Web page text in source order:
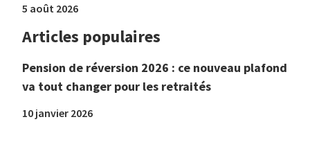
5 août 2026
Articles populaires
Pension de réversion 2026 : ce nouveau plafond
va tout changer pour les retraités
10 janvier 2026